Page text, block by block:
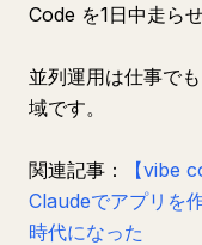
Code を1日中走ら
並列運用は仕事で
域です。
関連記事：
【vibe
Claudeでアプリを
時代になった